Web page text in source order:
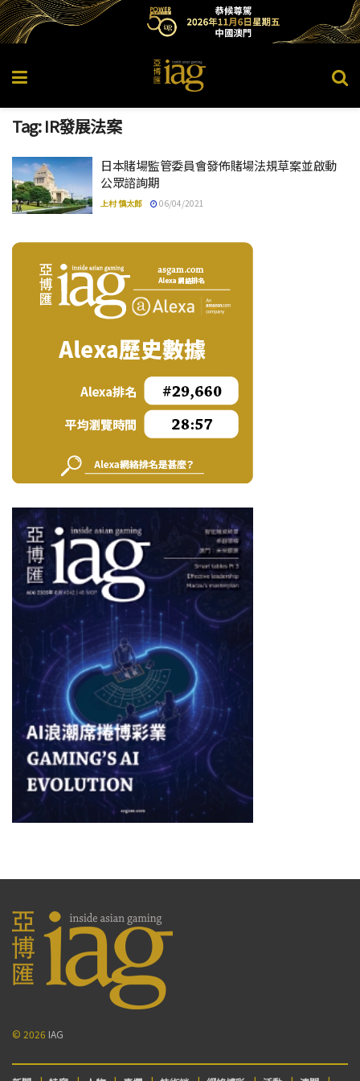
Tag:IR發展法案
日本賭場監管委員會發佈賭場法規草案並啟動
公眾諮詢期
上村 慎太郎 06/04/2021
© 2026 IAG